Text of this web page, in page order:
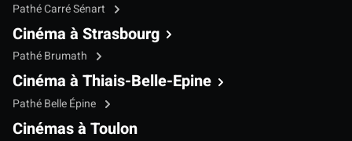
Pathé Carré Sénart
Cinéma à Strasbourg
Pathé Brumath
Cinéma à Thiais-Belle-Epine
Pathé Belle Épine
Cinémas à Toulon